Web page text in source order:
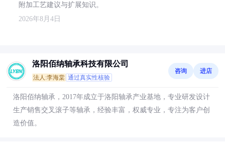
附加工艺建议与扩展知识。
2026年8月4日
洛阳佰纳轴承科技有限公司
法人:李海棠 通过真实性核验
咨询 进店
洛阳佰纳轴承，2017年成立于洛阳轴承产业基地，专业研发设计
生产销售交叉滚子等轴承，经验丰富，权威专业，专注为客户创
造价值。